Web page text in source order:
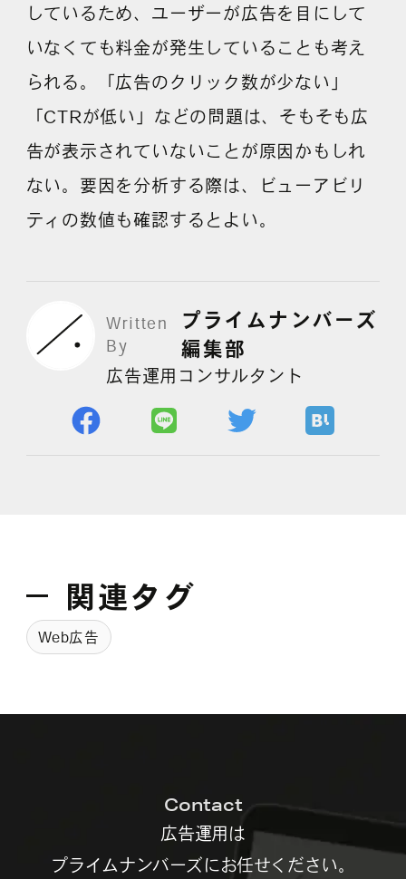
Webマーケティング用語集
よくある質問
しているため、ユーザーが広告を目にして
いなくても料金が発生していることも考え
られる。「広告のクリック数が少ない」
「CTRが低い」などの問題は、そもそも広
告が表示されていないことが原因かもしれ
ない。要因を分析する際は、ビューアビリ
ティの数値も確認するとよい。
Written
By
プライムナンバーズ
編集部
広告運用コンサルタント
関連タグ
Web広告
Contact
広告運用は
プライムナンバーズにお任せください。